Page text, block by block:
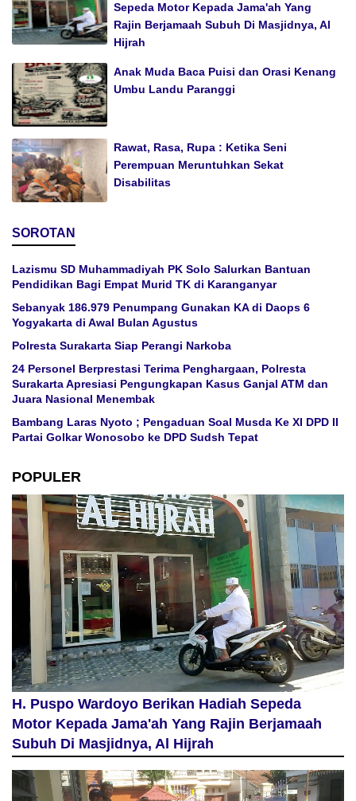
Sepeda Motor Kepada Jama'ah Yang
Rajin Berjamaah Subuh Di Masjidnya, Al
Hijrah
Anak Muda Baca Puisi dan Orasi Kenang
Umbu Landu Paranggi
Rawat, Rasa, Rupa : Ketika Seni
Perempuan Meruntuhkan Sekat
Disabilitas
SOROTAN
Lazismu SD Muhammadiyah PK Solo Salurkan Bantuan
Pendidikan Bagi Empat Murid TK di Karanganyar
Sebanyak 186.979 Penumpang Gunakan KA di Daops 6
Yogyakarta di Awal Bulan Agustus
Polresta Surakarta Siap Perangi Narkoba
24 Personel Berprestasi Terima Penghargaan, Polresta
Surakarta Apresiasi Pengungkapan Kasus Ganjal ATM dan
Juara Nasional Menembak
Bambang Laras Nyoto ; Pengaduan Soal Musda Ke XI DPD II
Partai Golkar Wonosobo ke DPD Sudsh Tepat
POPULER
H. Puspo Wardoyo Berikan Hadiah Sepeda
Motor Kepada Jama'ah Yang Rajin Berjamaah
Subuh Di Masjidnya, Al Hijrah